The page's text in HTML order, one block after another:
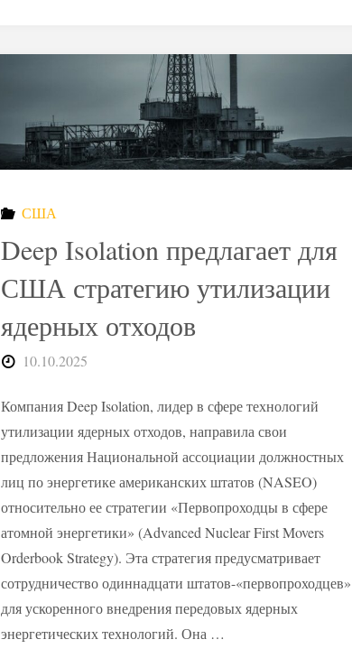
США
Deep Isolation предлагает для
США стратегию утилизации
ядерных отходов
10.10.2025
Компания Deep Isolation, лидер в сфере технологий
утилизации ядерных отходов, направила свои
предложения Национальной ассоциации должностных
лиц по энергетике американских штатов (NASEO)
относительно ее стратегии «Первопроходцы в сфере
атомной энергетики» (Advanced Nuclear First Movers
Orderbook Strategy). Эта стратегия предусматривает
сотрудничество одиннадцати штатов-«первопроходцев»
для ускоренного внедрения передовых ядерных
энергетических технологий. Она …